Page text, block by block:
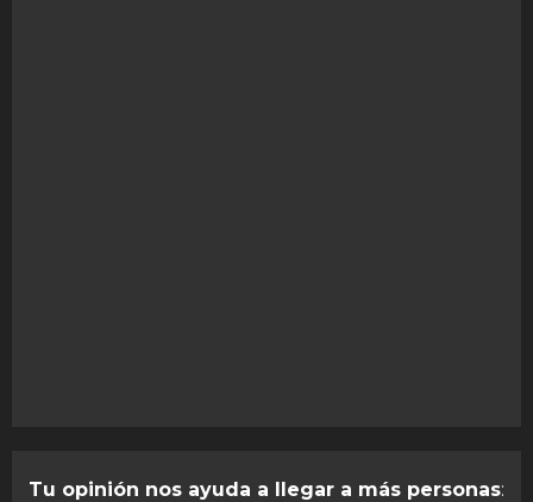
Tu opinión nos ayuda a llegar a más personas: